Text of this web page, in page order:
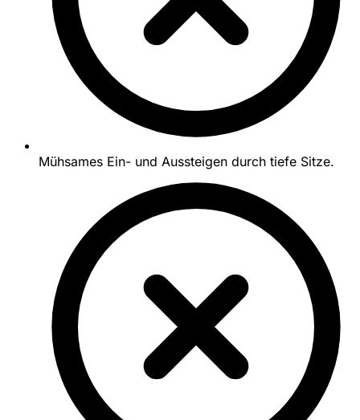
Mühsames Ein- und Aussteigen durch tiefe Sitze.